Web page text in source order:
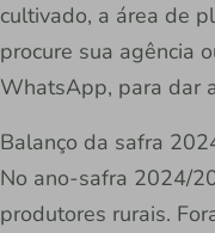
cultivado, a área de
procure sua agência
WhatsApp, para dar
Balanço da safra
No ano-safra 2024/
produtores rurais.